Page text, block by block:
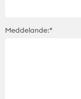
Meddelande:*